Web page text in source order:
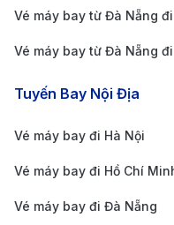
Nà Hills là trải
mô phỏng rồng thời
đêm rất đẹp, là
khách.
Vé máy bay từ Đà Nẵng
Vé máy bay từ Đà Nẵng
Tuyến Bay Nội Địa
Vé máy bay đi Hà Nội
Vé máy bay đi Hồ Chí
Vé máy bay đi Đà Nẵng